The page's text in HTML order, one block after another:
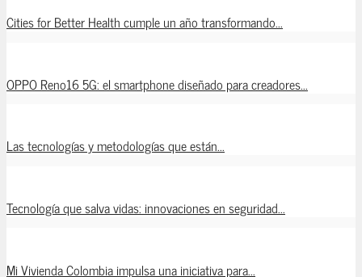
Cities for Better Health cumple un año transformando...
OPPO Reno16 5G: el smartphone diseñado para creadores...
Las tecnologías y metodologías que están...
Tecnología que salva vidas: innovaciones en seguridad...
Mi Vivienda Colombia impulsa una iniciativa para...